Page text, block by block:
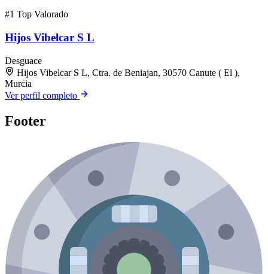
#1 Top Valorado
Hijos Vibelcar S L
Desguace
Hijos Vibelcar S L, Ctra. de Beniajan, 30570 Canute ( El ),
Murcia
Ver perfil completo
Footer